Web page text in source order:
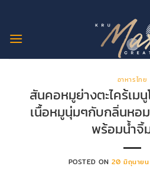
ยัง
อาหารไทย
สันคอหมูย่างตะไคร้เม
เนื้อหมูนุ่มๆกับกลิ่นหอ
พร้อมน้ำจิ้
POSTED ON20 มิถุนาย